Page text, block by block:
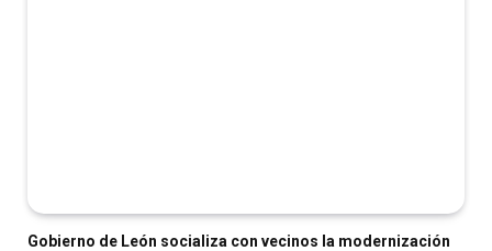
Gobierno de León socializa con vecinos la modernización